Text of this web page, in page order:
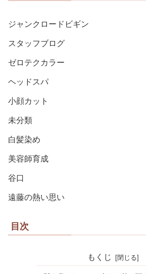
ジャンクロードビギン
スタッフブログ
ゼロテクカラー
ヘッドスパ
小顔カット
未分類
白髪染め
美容師育成
谷口
遠藤の熱い思い
目次
もくじ